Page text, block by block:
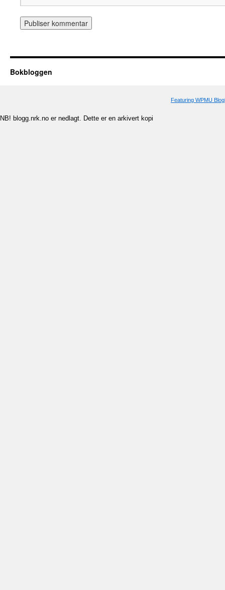
Bokbloggen
Featuring WPMU
NB! blogg.nrk.no er nedlagt. Dette er en arkivert kopi